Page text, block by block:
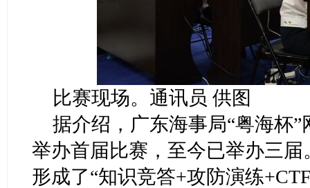
比赛现场。通讯员 供图
据介绍，广东海事局“粤海杯
举办首届比赛，至今已举办三
形成了“知识竞答+攻防演练